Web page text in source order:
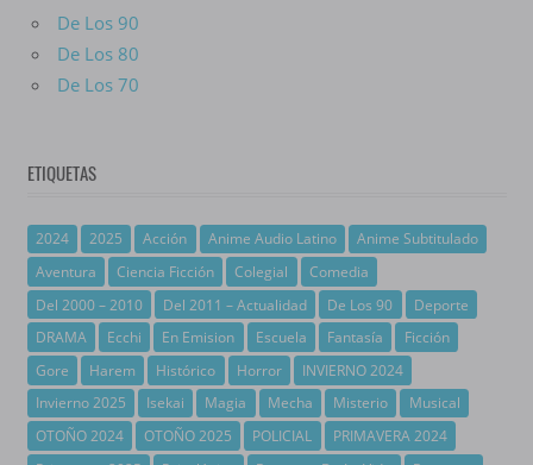
De Los 90
De Los 80
De Los 70
ETIQUETAS
2024 2025 Acción Anime Audio Latino
Anime Subtitulado
Aventura
Ciencia Ficción Colegial
Comedia
Del 2000 – 2010
Del 2011 – Actualidad De Los 90
Deporte
DRAMA
Ecchi En Emision Escuela Fantasía
Ficción
Gore
Harem Histórico Horror
INVIERNO 2024
Invierno 2025
Isekai Magia Mecha Misterio
Musical
OTOÑO 2024
OTOÑO 2025 POLICIAL
PRIMAVERA 2024